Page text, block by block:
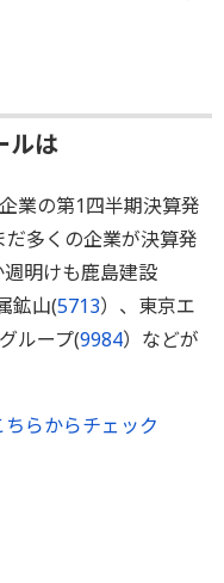
ルは
業の第1四半期決算発
多くの企業が決算発
明けも鹿島建設
鉱山(5713）、東京エ
ループ(9984）などが
らからチェック